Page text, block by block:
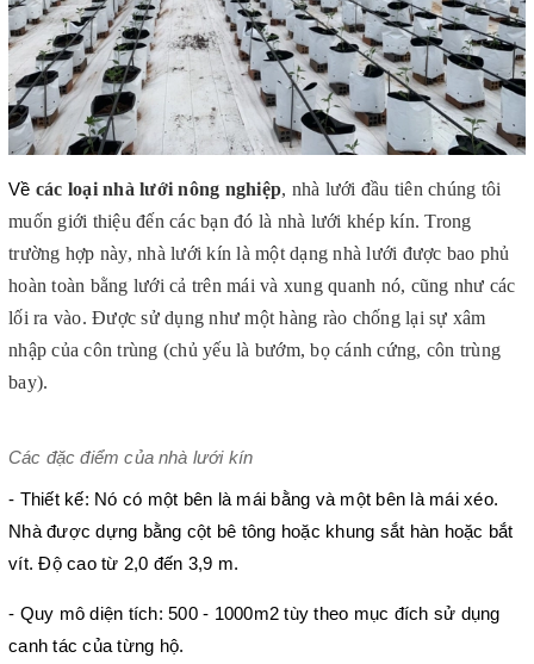
Về các loại nhà lưới nông nghiệp, nhà lưới đầu tiên chúng tôi
muốn giới thiệu đến các bạn đó là nhà lưới khép kín. Trong
trường hợp này, nhà lưới kín là một dạng nhà lưới được bao phủ
hoàn toàn bằng lưới cả trên mái và xung quanh nó, cũng như các
lối ra vào. Được sử dụng như một hàng rào chống lại sự xâm
nhập của côn trùng (chủ yếu là bướm, bọ cánh cứng, côn trùng
bay).
Các đặc điểm của nhà lưới kín
- Thiết kế: Nó có một bên là mái bằng và một bên là mái xéo.
Nhà được dựng bằng cột bê tông hoặc khung sắt hàn hoặc bắt
vít. Độ cao từ 2,0 đến 3,9 m.
- Quy mô diện tích: 500 - 1000m2 tùy theo mục đích sử dụng
canh tác của từng hộ.